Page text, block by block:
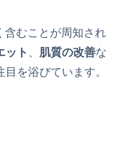
含むことが周知され
ット 肌質の改善な
を浴びています。